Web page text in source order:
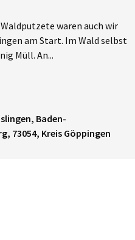
waren auch wir
am Start. Im Wald selbst
Müll. An...
Baden-
73054, Kreis Göppingen